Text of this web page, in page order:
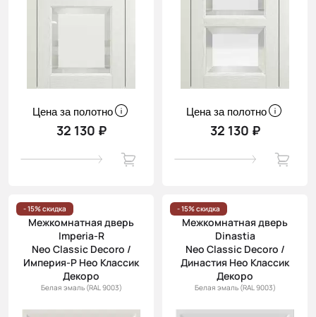
Цена за полотно
32 130 ₽
Цена за полотно
32 130 ₽
- 15% скидка
Межкомнатная дверь
Imperia-R
Neo Classic Decoro /
Империя-Р Нео Классик
Декоро
Белая эмаль (RAL 9003)
- 15% скидка
Межкомнатная дверь
Dinastia
Neo Classic Decoro /
Династия Нео Классик
Декоро
Белая эмаль (RAL 9003)